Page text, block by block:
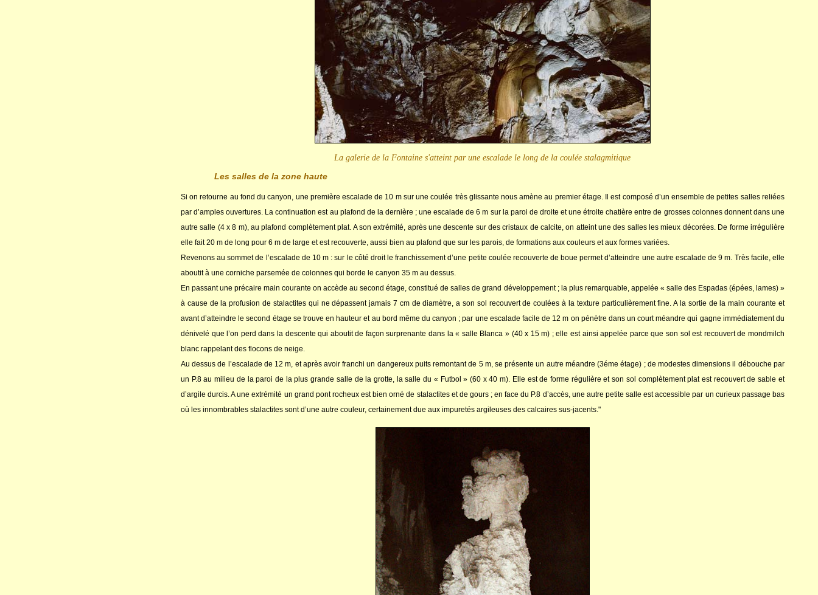
La galerie de la Fontaine s'atteint par une escalade le long de la coulée stalagmitique
Les salles de la zone haute
Si on retourne au fond du canyon, une première escalade de 10 m sur une coulée très glissante nous amène au premier étage. Il est composé d’un ensemble de petites salles reliées
par d’amples ouvertures. La continuation est au plafond de la dernière ; une escalade de 6 m sur la paroi de droite et une étroite chatière entre de grosses colonnes donnent dans une
autre salle (4 x 8 m), au plafond complètement plat. A son extrémité, après une descente sur des cristaux de calcite, on atteint une des salles les mieux décorées. De forme irrégulière
elle fait 20 m de long pour 6 m de large et est recouverte, aussi bien au plafond que sur les parois, de formations aux couleurs et aux formes variées.
Revenons au sommet de l’escalade de 10 m : sur le côté droit le franchissement d’une petite coulée recouverte de boue permet d’atteindre une autre escalade de 9 m. Très facile, elle
aboutit à une corniche parsemée de colonnes qui borde le canyon 35 m au dessus.
En passant une précaire main courante on accède au second étage, constitué de salles de grand développement ; la plus remarquable, appelée « salle des Espadas (épées, lames) »
à cause de la profusion de stalactites qui ne dépassent jamais 7 cm de diamètre, a son sol recouvert de coulées à la texture particulièrement fine. A la sortie de la main courante et
avant d’atteindre le second étage se trouve en hauteur et au bord même du canyon ; par une escalade facile de 12 m on pénètre dans un court méandre qui gagne immédiatement du
dénivelé que l’on perd dans la descente qui aboutit de façon surprenante dans la « salle Blanca » (40 x 15 m) ; elle est ainsi appelée parce que son sol est recouvert de mondmilch
blanc rappelant des flocons de neige.
Au dessus de l’escalade de 12 m, et après avoir franchi un dangereux puits remontant de 5 m, se présente un autre méandre (3éme étage) ; de modestes dimensions il débouche par
un P.8 au milieu de la paroi de la plus grande salle de la grotte, la salle du « Futbol » (60 x 40 m). Elle est de forme régulière et son sol complètement plat est recouvert de sable et
d’argile durcis. A une extrémité un grand pont rocheux est bien orné de stalactites et de gours ; en face du P.8 d’accès, une autre petite salle est accessible par un curieux passage bas
où les innombrables stalactites sont d’une autre couleur, certainement due aux impuretés argileuses des calcaires sus-jacents."